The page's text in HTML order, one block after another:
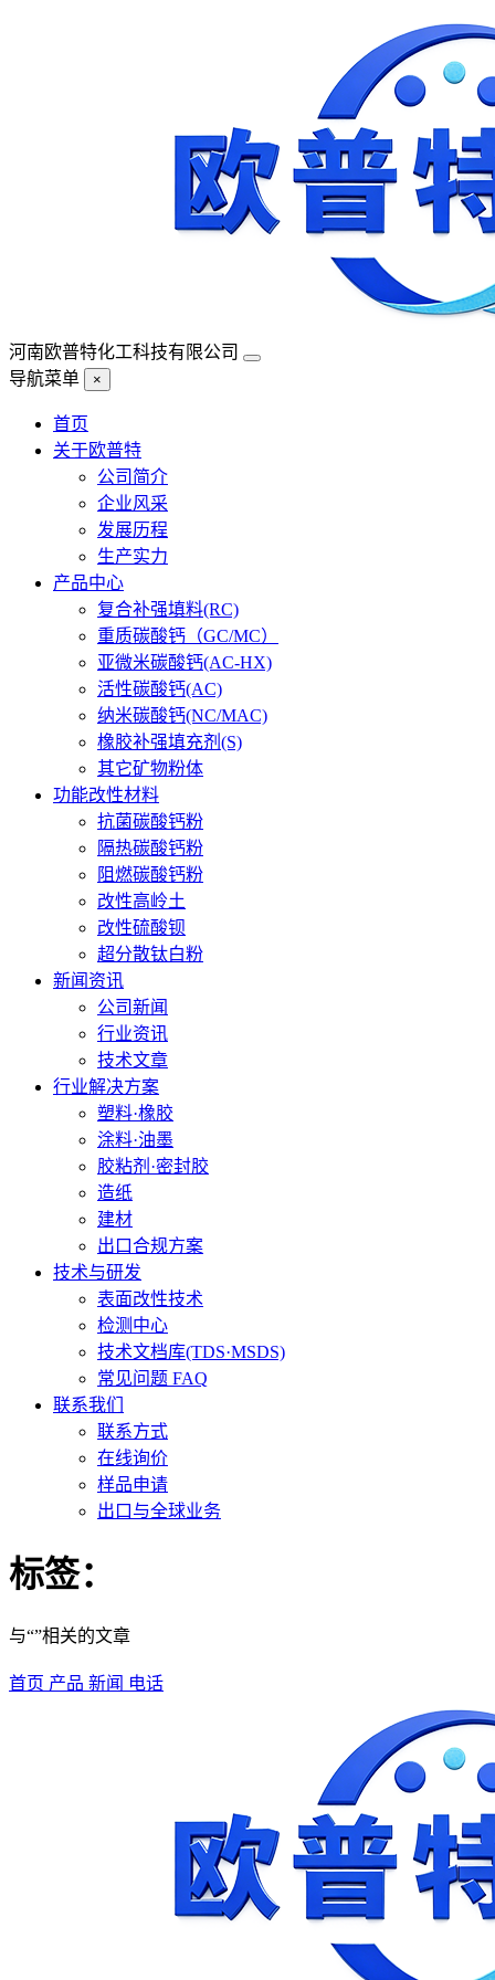
河南欧普特化工科技有限公司
导航菜单
×
首页
关于欧普特
公司简介
企业风采
发展历程
生产实力
产品中心
复合补强填料(RC)
重质碳酸钙（GC/MC）
亚微米碳酸钙(AC-HX)
活性碳酸钙(AC)
纳米碳酸钙(NC/MAC)
橡胶补强填充剂(S)
其它矿物粉体
功能改性材料
抗菌碳酸钙粉
隔热碳酸钙粉
阻燃碳酸钙粉
改性高岭土
改性硫酸钡
超分散钛白粉
新闻资讯
公司新闻
行业资讯
技术文章
行业解决方案
塑料·橡胶
涂料·油墨
胶粘剂·密封胶
造纸
建材
出口合规方案
技术与研发
表面改性技术
检测中心
技术文档库(TDS·MSDS)
常见问题 FAQ
联系我们
联系方式
在线询价
样品申请
出口与全球业务
标签：
与“”相关的文章
首页 产品 新闻 电话